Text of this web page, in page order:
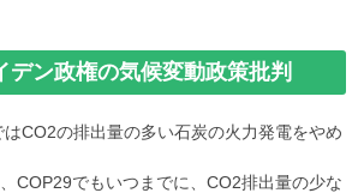
デン政権の気候変動政策批判
CO2の排出量の多い石炭の火力発電をやめ
COP29でもいつまでに、CO2排出量の少な